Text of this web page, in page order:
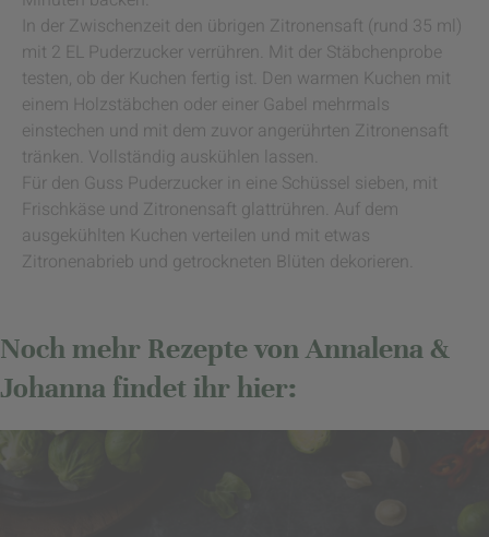
In der Zwischenzeit den übrigen Zitronensaft (rund 35 ml)
mit 2 EL Puderzucker verrühren. Mit der Stäbchenprobe
testen, ob der Kuchen fertig ist. Den warmen Kuchen mit
einem Holzstäbchen oder einer Gabel mehrmals
einstechen und mit dem zuvor angerührten Zitronensaft
tränken. Vollständig auskühlen lassen.
Für den Guss Puderzucker in eine Schüssel sieben, mit
Frischkäse und Zitronensaft glattrühren. Auf dem
ausgekühlten Kuchen verteilen und mit etwas
Zitronenabrieb und getrockneten Blüten dekorieren.
Noch mehr Rezepte von Annalena &
Johanna findet ihr hier: